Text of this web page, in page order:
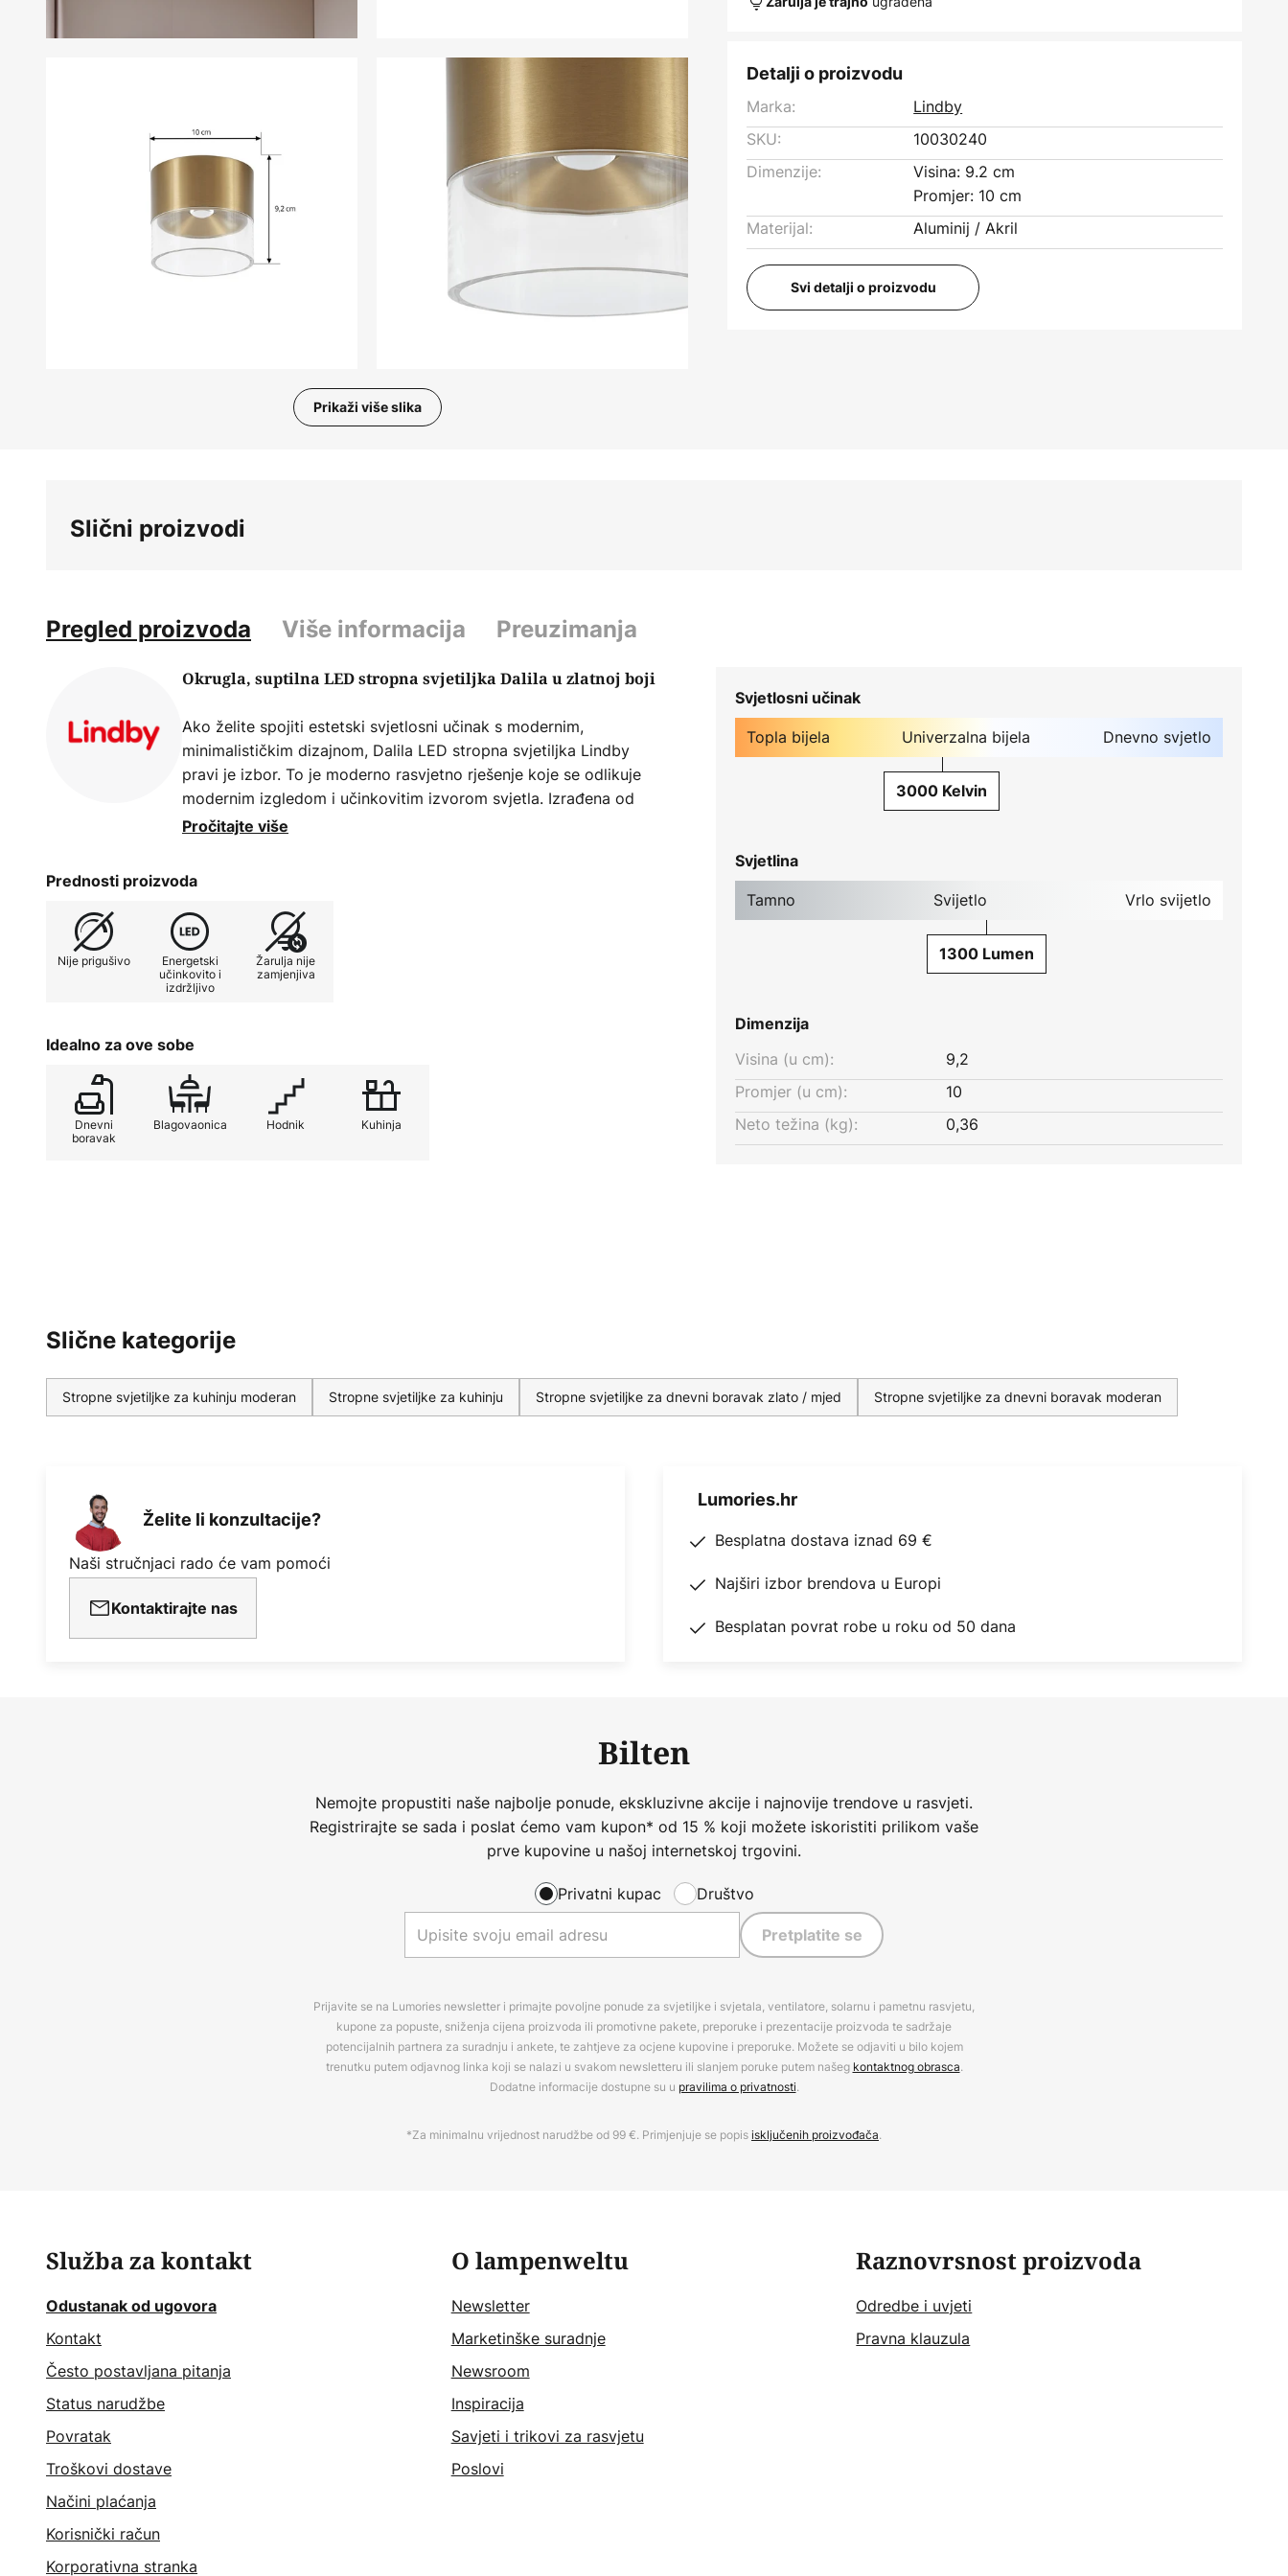
Prikaži više slika
Detalji o proizvodu
Marka:
Lindby
SKU:
10030240
Dimenzije:
Visina: 9.2 cm
Promjer: 10 cm
Materijal:
Aluminij / Akril
Svi detalji o proizvodu
Slični proizvodi
Pregled proizvoda Više informacija Preuzimanja
Okrugla, suptilna LED stropna svjetiljka Dalila u zlatnoj boji
Ako želite spojiti estetski svjetlosni učinak s modernim,
minimalističkim dizajnom, Dalila LED stropna svjetiljka Lindby
pravi je izbor. To je moderno rasvjetno rješenje koje se odlikuje
modernim izgledom i učinkovitim izvorom svjetla. Izrađena od
visokokvalitetnog aluminija i akrila, ova svjetiljka sa svojim malim
prostorija gdje bi trebalo staviti naglaske. Zlatna, mat površina
stropne svjetiljke u kombinaciji s prozirnim akrilnim dodatkom,
koji djeluje kao sjenilo, daje joj atraktivan svjetlosni učinak, jer se
svjetlost raspršuje naokolo i također svijetli svjetlosnim prstenom
na strop.
Pročitajte više
Prednosti proizvoda
Nije prigušivo
Energetski
učinkovito i
izdržljivo
Žarulja nije
zamjenjiva
Idealno za ove sobe
Dnevni
boravak
Blagovaonica Hodnik Kuhinja
Svjetlosni učinak
Topla bijela Univerzalna bijela Dnevno svjetlo
3000 Kelvin
Svjetlina
Tamno Svijetlo Vrlo svijetlo
1300 Lumen
Dimenzija
Visina (u cm):
9,2
Promjer (u cm):
10
Neto težina (kg):
0,36
Slične kategorije
Stropne svjetiljke za kuhinju moderan Stropne svjetiljke za kuhinju Stropne svjetiljke za dnevni boravak zlato / mjed Stropne svjetiljke za dnevni boravak moderan
Želite li konzultacije?
Naši stručnjaci rado će vam pomoći
Kontaktirajte nas
Lumories.hr
Besplatna dostava iznad 69 €
Najširi izbor brendova u Europi
Besplatan povrat robe u roku od 50 dana
Bilten
Nemojte propustiti naše najbolje ponude, ekskluzivne akcije i najnovije trendove u rasvjeti.
Registrirajte se sada i poslat ćemo vam kupon* od 15 % koji možete iskoristiti prilikom vaše
prve kupovine u našoj internetskoj trgovini.
Privatni kupac Društvo
Pretplatite se
Prijavite se na Lumories newsletter i primajte povoljne ponude za svjetiljke i svjetala, ventilatore, solarnu i pametnu rasvjetu,
kupone za popuste, sniženja cijena proizvoda ili promotivne pakete, preporuke i prezentacije proizvoda te sadržaje
potencijalnih partnera za suradnju i ankete, te zahtjeve za ocjene kupovine i preporuke. Možete se odjaviti u bilo kojem
trenutku putem odjavnog linka koji se nalazi u svakom newsletteru ili slanjem poruke putem našeg kontaktnog obrasca.
Dodatne informacije dostupne su u pravilima o privatnosti.
*Za minimalnu vrijednost narudžbe od 99 €. Primjenjuje se popisisključenih proizvođača.
Služba za kontakt
Odustanak od ugovora
Kontakt
Često postavljana pitanja
Status narudžbe
Povratak
Troškovi dostave
Načini plaćanja
Korisnički račun
Korporativna stranka
O lampenweltu
Newsletter
Marketinške suradnje
Newsroom
Inspiracija
Savjeti i trikovi za rasvjetu
Poslovi
Raznovrsnost proizvoda
Odredbe i uvjeti
Pravna klauzula